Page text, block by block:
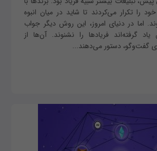
را تکرار می‌کردند تا شاید در میان انبوه
اما در دنیای امروز، این روش دیگر جواب
یاد گرفته‌اند فریادها را نشنوند. آن‌ها از
گفت‌وگو، دستور می‌دهند...